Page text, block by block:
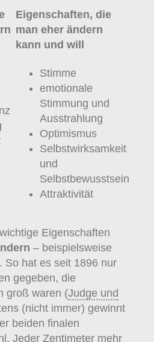
Eigenschaften, die
man eher ändern
kann und will
Stimme
emotionale
Stimmung und
Ausstrahlung
Optimismus
Selbstwirksamkeit
und
Selbstbewusstsein
Attraktivität
Eigenschaften
– beispielsweise
So hat es seit 1896 nur
gegeben, die
groß waren (Judge und
(nicht immer) gewinnt
beiden finalen
Jeder Zentimeter mehr